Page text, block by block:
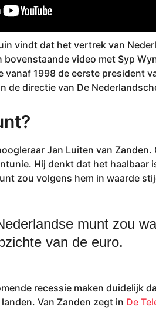
vindt dat het vertrek van
video met Syp
vanaf 1998 de eerste president
de directie van De
Jan Luiten van
Hij denkt dat het haalbaar
zou volgens hem in waarde
munt zou
van de euro.
recessie maken duidelijk
Van Zanden zegt in De